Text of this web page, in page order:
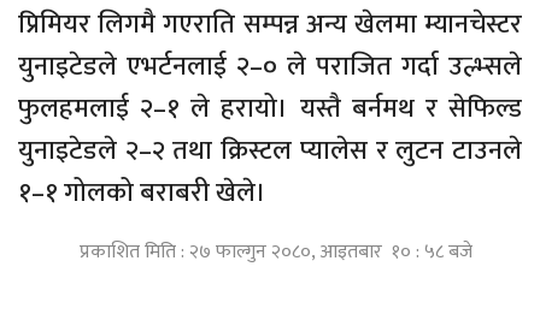
प्रिमियर लिगमै गएराति सम्पन्न अन्य खेलमा म्यानचेस्टर
युनाइटेडले एभर्टनलाई २–० ले पराजित गर्दा उल्भ्सले
फुलहमलाई २–१ ले हरायो। यस्तै बर्नमथ र सेफिल्ड
युनाइटेडले २–२ तथा क्रिस्टल प्यालेस र लुटन टाउनले
१–१ गोलको बराबरी खेले।
प्रकाशित मिति : २७ फाल्गुन २०८०, आइतबार १० : ५८ बजे